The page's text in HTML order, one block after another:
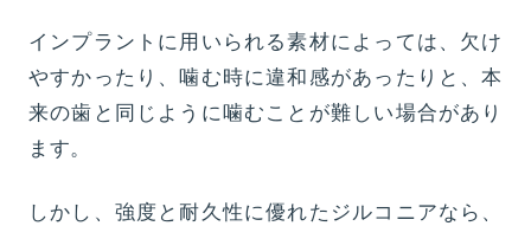
インプラントに用いられる素材によっては、欠け
やすかったり、噛む時に違和感があったりと、本
来の歯と同じように噛むことが難しい場合があり
ます。
しかし、強度と耐久性に優れたジルコニアなら、